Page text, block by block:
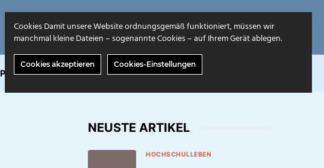
PRINT AUSGABEN ÜBER UNS
NEUSTE ARTIKEL
HOCHSCHULLEBEN
Cookies Damit unsere Website ordnungsgemäß funktioniert, müssen wir
manchmal kleine Dateien – sogenannte Cookies – auf Ihrem Gerät ablegen.
Cookies akzeptieren Cookies-Einstellungen